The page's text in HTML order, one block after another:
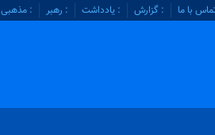
با ما : گزارش : یادداشت : رهبر : مذهبی